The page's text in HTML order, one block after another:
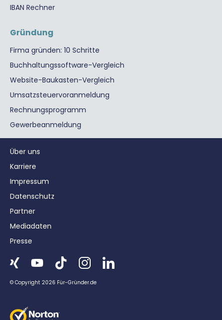
IBAN Rechner
Gründung
Firma gründen: 10 Schritte
Buchhaltungssoftware-Vergleich
Website-Baukasten-Vergleich
Umsatzsteuervoranmeldung
Rechnungsprogramm
Gewerbeanmeldung
Über uns
Karriere
Impressum
Datenschutz
Partner
Mediadaten
Presse
© Copyright 2026 Für-Gründer.de